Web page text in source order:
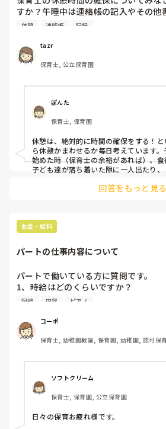
すか？午睡中は連絡帳の記入やその他
ます。日中は子どもたちと離れて休む
ドバイスお願いします。
休憩 連絡帳 記録
tazr
保育士, 公立保育園
ぽんた
保育士, 保育園
休憩は、絶対的に時間の確保をする！
ら休憩かまわせるか毎日考えています
始めた時（保育士の余裕があれば）、
子ども達が落ち着いた隙に一人出たり
限り子供が起きてもお布団にいてもらっ
回答をもっと見る
お金・給料
パートの仕事内容について
パートで働いている方に質問です。
1、時給はどのくらいですか？
2.仕事内容はどのようなことをします
4．ピアノはありますか？
時給が安く、転職しようか迷ってい
記録 内容 ピアノ
コーポ
保育士, 幼稚園教諭, 保育園, 幼稚園, 認可保
ソフトクリーム
保育士, 保育園, 公立保育園
日々の保育お疲れ様です。